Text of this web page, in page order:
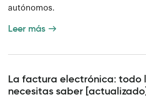
autónomos.
Leer más
La factura electrónica: todo
necesitas saber [actualizado]